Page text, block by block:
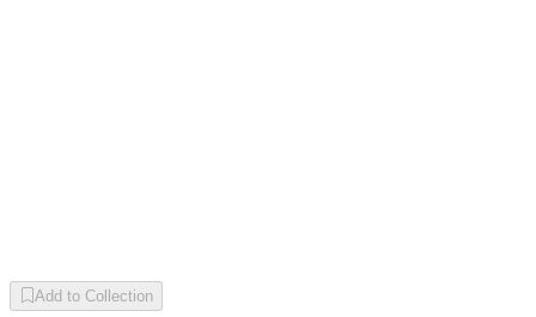
Add to Collection